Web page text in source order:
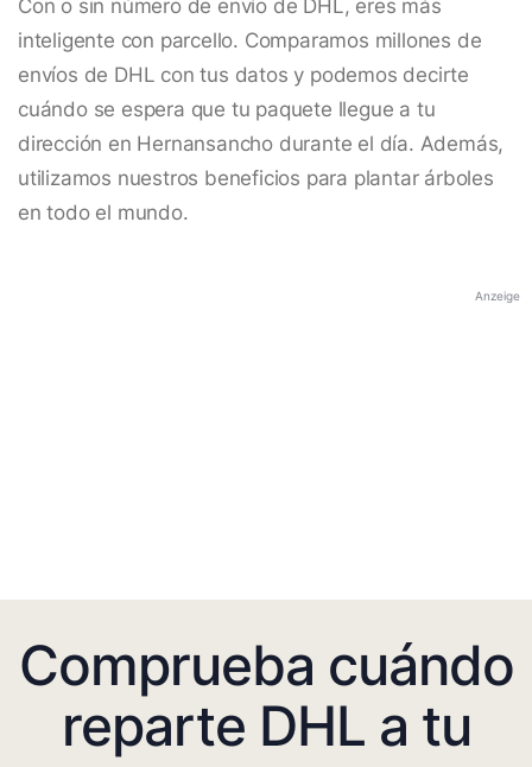
Con o sin número de envío de DHL, eres más
inteligente con parcello. Comparamos millones de
envíos de DHL con tus datos y podemos decirte
cuándo se espera que tu paquete llegue a tu
dirección en Hernansancho durante el día. Además,
utilizamos nuestros beneficios para plantar árboles
en todo el mundo.
Anzeige
Comprueba cuándo
reparte DHL a tu